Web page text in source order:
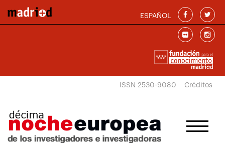
ESPAÑOL
ISSN 2530-9080 Créditos